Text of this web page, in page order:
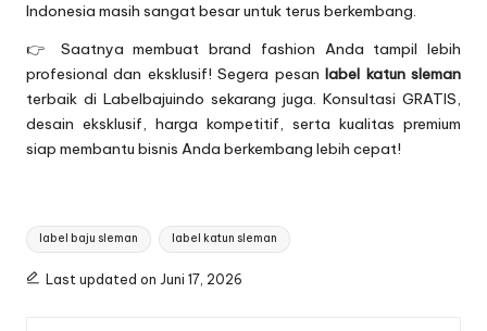
Indonesia masih sangat besar untuk terus berkembang.
👉 Saatnya membuat brand fashion Anda tampil lebih
profesional dan eksklusif! Segera pesanlabel katun sleman
terbaik di Labelbajuindo sekarang juga. Konsultasi GRATIS,
desain eksklusif, harga kompetitif, serta kualitas premium
siap membantu bisnis Anda berkembang lebih cepat!
Tags:
label baju sleman label katun sleman
Last updated on Juni 17, 2026